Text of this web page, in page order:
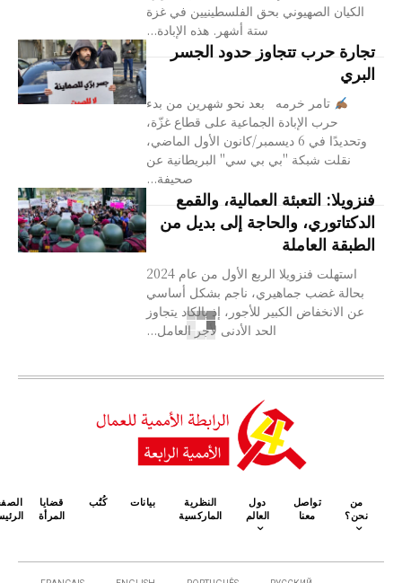
الكيان الصهيوني بحق الفلسطينيين في غزة
ستة أشهر. هذه الإبادة...
تجارة حرب تتجاوز حدود الجسر
البري
تامر خرمه بعد نحو شهرين من بدء
حرب الإبادة الجماعية على قطاع غزّة،
وتحديدًا في 6 ديسمبر/كانون الأول الماضي،
نقلت شبكة "بي بي سي" البريطانية عن
صحيفة...
فنزويلا: التعبئة العمالية، والقمع
الدكتاتوري، والحاجة إلى بديل من
الطبقة العاملة
استهلت فنزويلا الربع الأول من عام 2024
بحالة غضب جماهيري، ناجم بشكل أساسي
عن الانخفاض الكبير للأجور، إذ بالكاد يتجاوز
الحد الأدنى لأجر العامل...
من
نحن؟
تواصل
معنا
دول
العالم
النظرية
الماركسية
بيانات كُتُب
قضايا
المرأة